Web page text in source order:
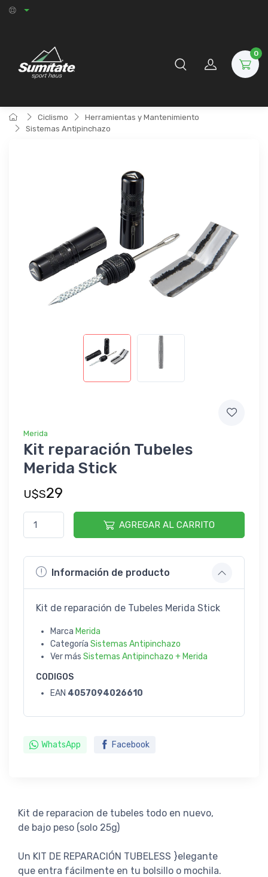
0
Ciclismo
Herramientas y Mantenimiento
Sistemas Antipinchazo
Merida
Kit reparación Tubeles
Merida Stick
U$S29
AGREGAR AL CARRITO
Información de producto
Kit de reparación de Tubeles Merida Stick
Marca Merida
Categoría Sistemas Antipinchazo
Ver más Sistemas Antipinchazo + Merida
CODIGOS
EAN 4057094026610
WhatsApp Facebook
Kit de reparacion de tubeles todo en nuevo,
de bajo peso (solo 25g)
Un KIT DE REPARACIÓN TUBELESS }elegante
que entra fácilmente en tu bolsillo o mochila.